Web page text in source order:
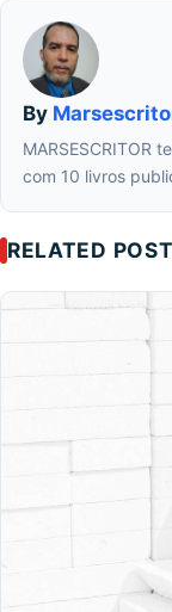
By
MARSESCRITOR
com 10 livros
RELATED POST